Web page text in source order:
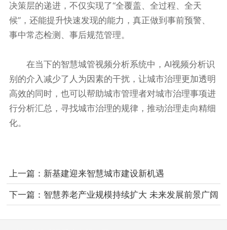
决策层的递进，不仅实现了“全覆盖、全过程、全天
候”，还能提升快速发现的能力，真正做到事前预警、
事中常态检测、事后规范管理。
在当下的智慧城管视频分析系统中，AI视频分析识
别的介入减少了人为因素的干扰，让城市治理更加透明
高效的同时，也可以帮助城市管理者对城市治理事项进
行分析汇总，寻找城市治理的规律，推动治理走向精细
化。
上一篇： 新基建迎来智慧城市建设新机遇
下一篇： 智慧养老产业规模持续扩大 未来发展前景广阔